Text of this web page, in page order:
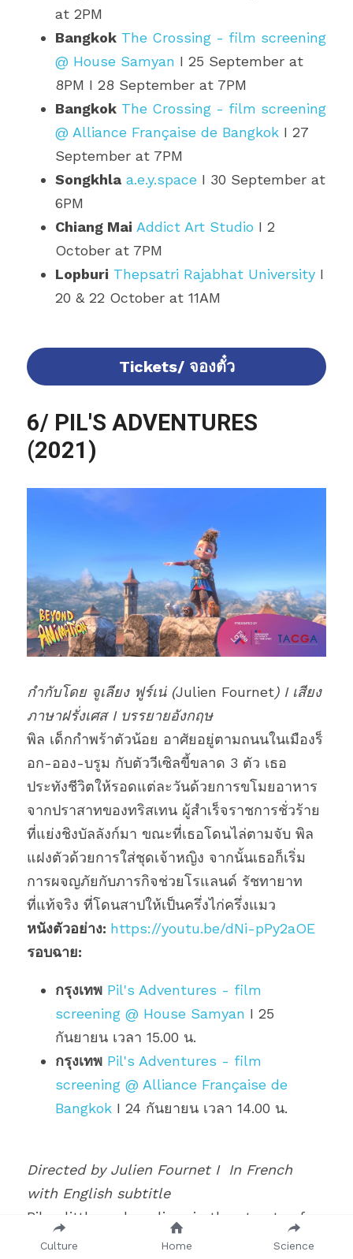
at 2PM
Bangkok The Crossing - film screening
@ House Samyan I 25 September at
8PM I 28 September at 7PM
Bangkok The Crossing - film screening
@ Alliance Française de Bangkok I 27
September at 7PM
Songkhla a.e.y.space I 30 September at
6PM
Chiang Mai Addict Art Studio I 2
October at 7PM
Lopburi Thepsatri Rajabhat University I
20 & 22 October at 11AM
Tickets/ จองตั๋ว
6/ PIL'S ADVENTURES
(2021)
กำกับโดย จูเลียง ฟูร์เน่ (Julien Fournet) I เสียง
ภาษาฝรั่งเศส I บรรยายอังกฤษ
พิล เด็กกำพร้าตัวน้อย อาศัยอยู่ตามถนนในเมืองร็
อก-ออง-บรูม กับตัววีเซิลขี้ขลาด 3 ตัว เธอ
ประทังชีวิตให้รอดแต่ละวันด้วยการขโมยอาหาร
จากปราสาทของทริสเทน ผู้สำเร็จราชการชั่วร้าย
ที่แย่งชิงบัลลังก์มา ขณะที่เธอโดนไล่ตามจับ พิล
แฝงตัวด้วยการใส่ชุดเจ้าหญิง จากนั้นเธอก็เริ่ม
การผจญภัยกับภารกิจช่วยโรแลนด์ รัชทายาท
ที่แท้จริง ที่โดนสาปให้เป็นครึ่งไก่ครึ่งแมว
หนังตัวอย่าง: https://youtu.be/dNi-pPy2aOE
รอบฉาย:
กรุงเทพ Pil's Adventures - film
screening @ House Samyan I 25
กันยายน เวลา 15.00 น.
กรุงเทพ Pil's Adventures - film
screening @ Alliance Française de
Bangkok I 24 กันยายน เวลา 14.00 น.
Directed by Julien Fournet I In French
with English subtitle
Pil, a little orphan, lives in the streets of
the city of Roc-en-Brume. With her three
Culture Home Science